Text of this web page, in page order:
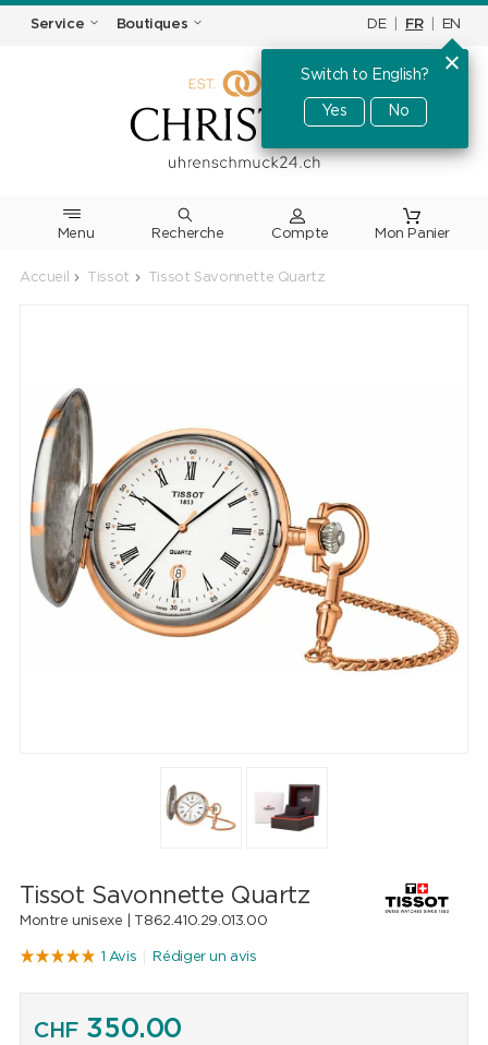
Service Boutiques DE FR EN
Switch to English?
Yes No
Menu Recherche
Accueil Tissot Tissot Savonnette Quartz
Tissot Savonnette Quartz
Montre unisexe | T862.410.29.013.00
1 Avis Rédiger un avis
CHF350.00